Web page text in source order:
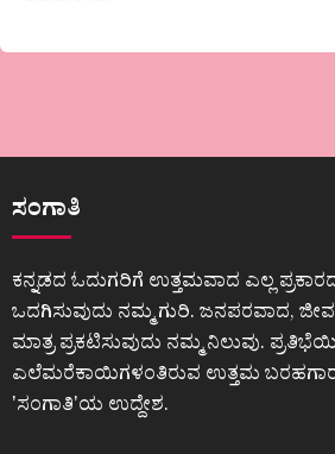
ಸಂಗಾತಿ
ಕನ್ನಡದ ಓದುಗರಿಗೆ ಉತ್ತಮವಾದ ಎಲ್ಲ
ಒದಗಿಸುವುದು ನಮ್ಮ ಗುರಿ. ಜನಪರವಾದ,
ಮಾತ್ರ ಪ್ರಕಟಿಸುವುದು ನಮ್ಮ ನಿಲುವು.
ಎಲೆಮರೆಕಾಯಿಗಳಂತಿರುವ ಉತ್ತಮ
ʼಸಂಗಾತಿʼಯ ಉದ್ದೇಶ.